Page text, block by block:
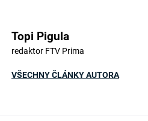
Topi Pigula
redaktor FTV Prima
VŠECHNY ČLÁNKY AUTORA